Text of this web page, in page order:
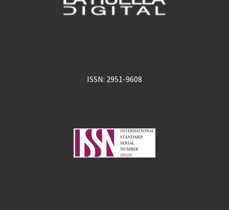
ISSN: 2951-9608